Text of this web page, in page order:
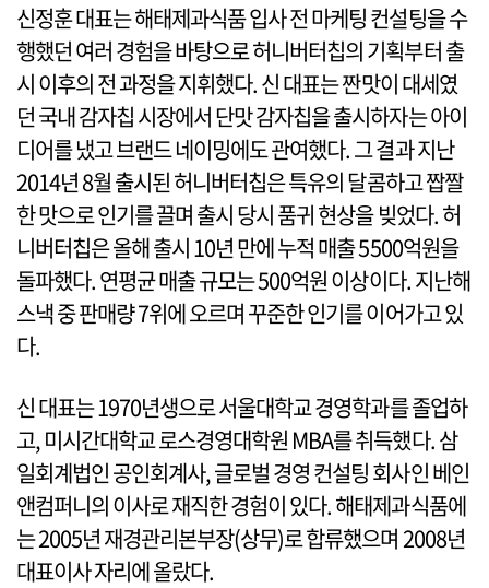
신정훈 대표는 해태제과식품 입사 전 마케팅 컨설팅을 수
행했던 여러 경험을 바탕으로 허니버터칩의 기획부터 출
시 이후의 전 과정을 지휘했다. 신 대표는 짠맛이 대세였
던 국내 감자칩 시장에서 단맛 감자칩을 출시하자는 아이
디어를 냈고 브랜드 네이밍에도 관여했다. 그 결과 지난
2014년 8월 출시된 허니버터칩은 특유의 달콤하고 짭짤
한 맛으로 인기를 끌며 출시 당시 품귀 현상을 빚었다. 허
니버터칩은 올해 출시 10년 만에 누적 매출 5500억원을
돌파했다. 연평균 매출 규모는 500억원 이상이다. 지난해
스낵 중 판매량 7위에 오르며 꾸준한 인기를 이어가고 있
다.
신 대표는 1970년생으로 서울대학교 경영학과를 졸업하
고, 미시간대학교 로스경영대학원 MBA를 취득했다. 삼
일회계법인 공인회계사, 글로벌 경영 컨설팅 회사인 베인
앤컴퍼니의 이사로 재직한 경험이 있다. 해태제과식품에
는 2005년 재경관리본부장(상무)로 합류했으며 2008년
대표이사 자리에 올랐다.